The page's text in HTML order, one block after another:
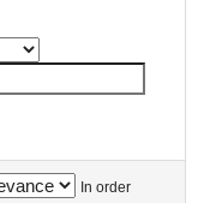
In order